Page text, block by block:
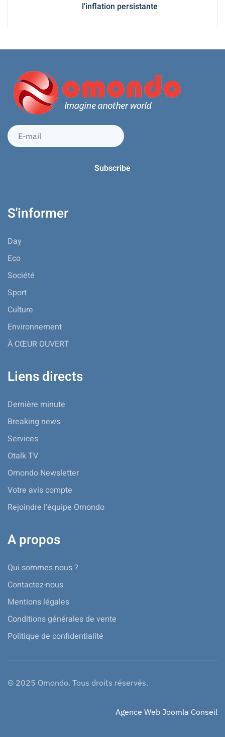
l'inflation persistante
S'informer
Day
Eco
Société
Sport
Culture
Environnement
À CŒUR OUVERT
Liens directs
Dernière minute
Breaking news
Services
Otalk TV
Omondo Newsletter
Votre avis compte
Rejoindre l'équipe Omondo
A propos
Qui sommes nous ?
Contactez-nous
Mentions légales
Conditions générales de vente
Politique de confidentialité
© 2025 Omondo. Tous droits réservés.
Agence Web Joomla Conseil